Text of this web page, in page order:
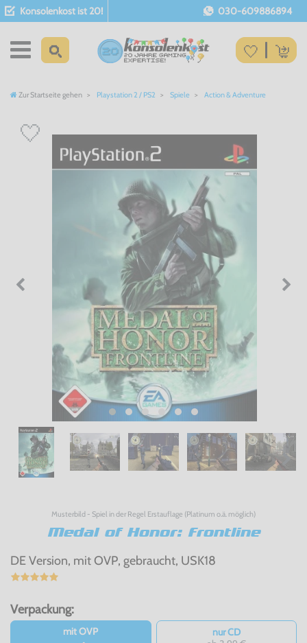
Konsolenkost ist 20! 030-609886894
Zur Startseite gehen Playstation 2 / PS2 Spiele Action & Adventure
Musterbild - Spiel in der Regel Erstauflage (Platinum o.ä. möglich)
Medal of Honor: Frontline
DE Version, mit OVP, gebraucht, USK18
Verpackung:
mit OVP
nur CD